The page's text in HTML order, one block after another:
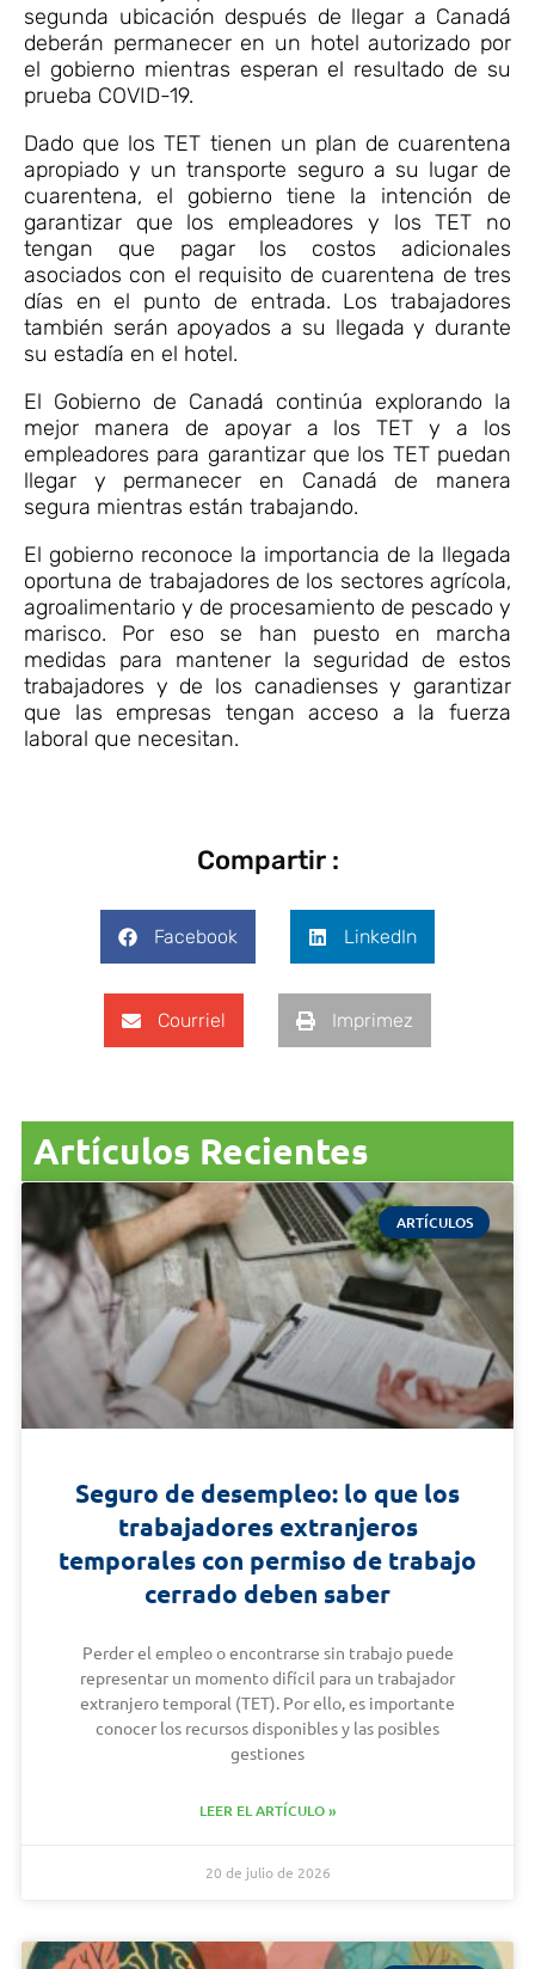
segunda ubicación después de llegar a Canadá
deberán permanecer en un hotel autorizado por
el gobierno mientras esperan el resultado de su
prueba COVID-19.
Dado que los TET tienen un plan de cuarentena
apropiado y un transporte seguro a su lugar de
cuarentena, el gobierno tiene la intención de
garantizar que los empleadores y los TET no
tengan que pagar los costos adicionales
asociados con el requisito de cuarentena de tres
días en el punto de entrada. Los trabajadores
también serán apoyados a su llegada y durante
su estadía en el hotel.
El Gobierno de Canadá continúa explorando la
mejor manera de apoyar a los TET y a los
empleadores para garantizar que los TET puedan
llegar y permanecer en Canadá de manera
segura mientras están trabajando.
El gobierno reconoce la importancia de la llegada
oportuna de trabajadores de los sectores agrícola,
agroalimentario y de procesamiento de pescado y
marisco. Por eso se han puesto en marcha
medidas para mantener la seguridad de estos
trabajadores y de los canadienses y garantizar
que las empresas tengan acceso a la fuerza
laboral que necesitan.
Compartir :
Facebook LinkedIn
Courriel Imprimez
Artículos Recientes
ARTÍCULOS
Seguro de desempleo: lo que los
trabajadores extranjeros
temporales con permiso de trabajo
cerrado deben saber
Perder el empleo o encontrarse sin trabajo puede
representar un momento difícil para un trabajador
extranjero temporal (TET). Por ello, es importante
conocer los recursos disponibles y las posibles
gestiones
LEER EL ARTÍCULO »
20 de julio de 2026